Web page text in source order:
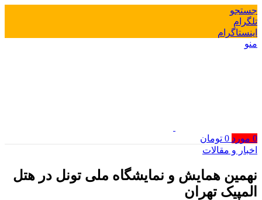
جستجو
تلگرام
اینستاگرام
منو
0 مورد 0 تومان
اخبار و مقالات
نهمین همایش و نمایشگاه ملی تونل در هتل
المپیک تهران